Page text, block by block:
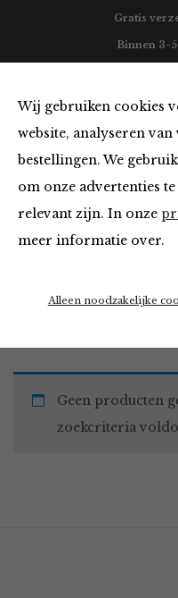
Wij gebruiken cookies
website, analyseren
bestellingen. We
om onze advertenties
relevant zijn. In onze
meer informatie over.
Alleen noodzakelijke
Gratis
Binnen 3-
Must Haves
Home Winkel
Geen producten
zoekcriteria